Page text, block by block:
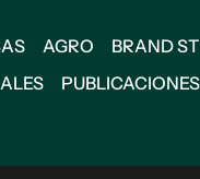
AGRO BRAND
PUBLICACIONES